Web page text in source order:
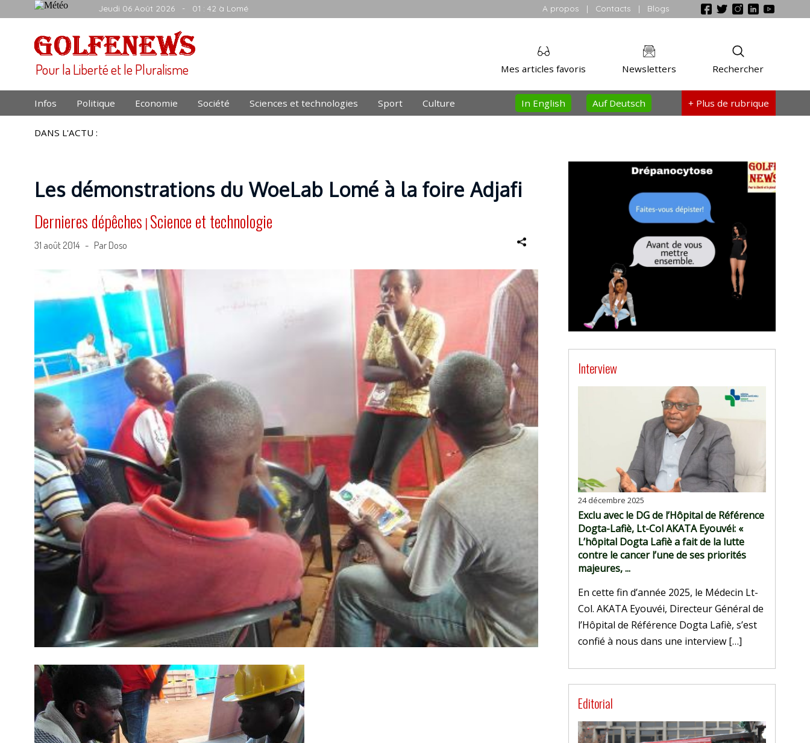
Jeudi 06 Août 2026 - 01 : 42 à Lomé A propos | Contacts | Blogs
Pour la Liberté et le Pluralisme Rechercher
Newsletters
Mes articles favoris
Infos Politique Economie Société Sciences et technologies Sport Culture + Plus de rubrique
Auf Deutsch
In English
DANS L'ACTU :
Les démonstrations du WoeLab Lomé à la foire Adjafi
Dernieres dépêches |Science et technologie
31 août 2014 - Par Doso
Interview
24 décembre 2025
Exclu avec le DG de l’Hôpital de Référence
Dogta-Lafiè, Lt-Col AKATA Eyouvéi: «
L’hôpital Dogta Lafiè a fait de la lutte
contre le cancer l’une de ses priorités
majeures, ...
En cette fin d’année 2025, le Médecin Lt-
Col. AKATA Eyouvéi, Directeur Général de
l’Hôpital de Référence Dogta Lafiè, s’est
confié à nous dans une interview […]
Editorial